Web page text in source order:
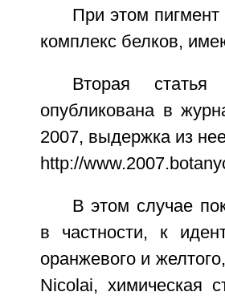
При этом
комплекс белков,
Вторая
опубликована в
2007, выдержка из
http://
В этом случае
в частности, к
оранжевого и
Nicolai, химическая